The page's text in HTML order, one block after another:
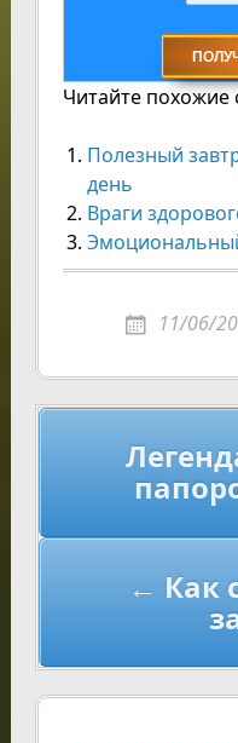
Читайте похожие
Полезный
день
Враги
11/06/
Навигация
записям
← Как